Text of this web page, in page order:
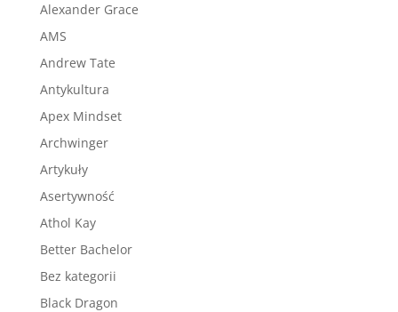
Alexander Grace
AMS
Andrew Tate
Antykultura
Apex Mindset
Archwinger
Artykuły
Asertywność
Athol Kay
Better Bachelor
Bez kategorii
Black Dragon